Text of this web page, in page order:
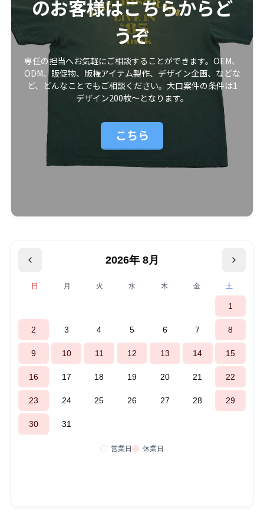
のお客様はこちらからど
うぞ
専任の担当へお気軽にご相談することができます。OEM、
ODM、販促物、版権アイテム製作、デザイン企画、などな
ど、どんなことでもご相談ください。大口案件の条件は1
デザイン200枚〜となります。
こちら